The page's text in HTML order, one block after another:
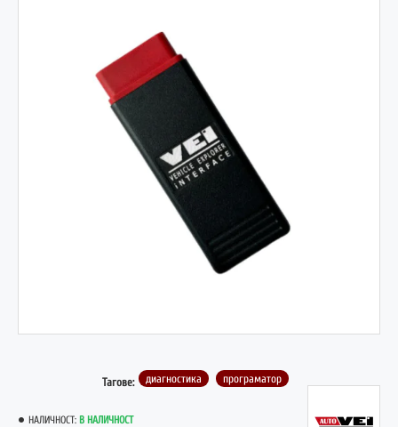
Тагове: диагностика програматор
НАЛИЧНОСТ: В НАЛИЧНОСТ